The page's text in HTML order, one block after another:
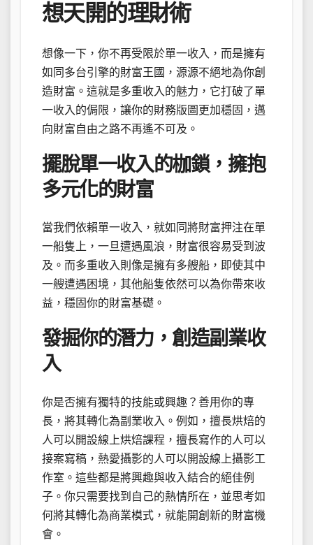
想天開的理財術
想像一下，你不再受限於單一收入，而是擁有
如同多台引擎的財富王國，源源不絕地為你創
造財富。這就是多重收入的魅力，它打破了單
一收入的侷限，讓你的財務版圖更加穩固，邁
向財富自由之路不再遙不可及。
擺脫單一收入的枷鎖，擁抱
多元化的財富
當我們依賴單一收入，就如同將財富押注在單
一船隻上，一旦遭遇風浪，財富很容易受到波
及。而多重收入則像是擁有多艘船，即使其中
一艘遭遇困境，其他船隻依然可以為你帶來收
益，穩固你的財富基礎。
發掘你的潛力，創造副業收
入
你是否擁有獨特的技能或興趣？善用你的專
長，將其轉化為副業收入。例如，擅長烘焙的
人可以開設線上烘焙課程，擅長寫作的人可以
接案寫稿，熱愛攝影的人可以開設線上攝影工
作室。這些都是將興趣與收入結合的絕佳例
子。你只需要找到自己的熱情所在，並思考如
何將其轉化為商業模式，就能開創新的財富機
會。